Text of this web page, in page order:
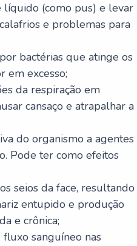
líquido (como pus) e levar
e problemas para
bactérias que atinge os
em excesso;
da respiração em
cansaço e atrapalhar a
do organismo a agentes
Pode ter como efeitos
seios da face, resultando
entupido e produção
e crônica;
sanguíneo nas